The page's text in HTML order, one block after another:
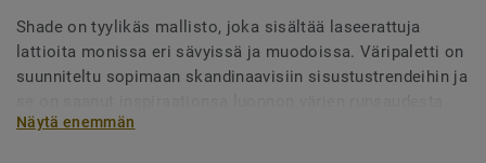
Shade on tyylikäs mallisto, joka sisältää laseerattuja
lattioita monissa eri sävyissä ja muodoissa. Väripaletti on
suunniteltu sopimaan skandinaavisiin sisustustrendeihin ja
Tutustu kauneuteen ja vaihteluun ja inspiroidu luonnon
Näytä enemmän